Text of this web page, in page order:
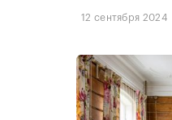
12 сентября 2024